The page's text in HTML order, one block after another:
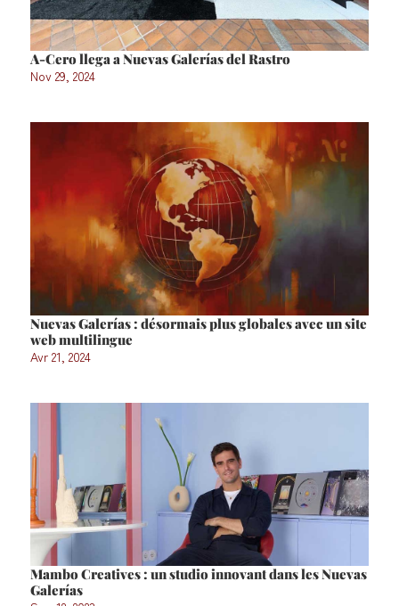
A-Cero llega a Nuevas Galerías del Rastro
Nov 29, 2024
Nuevas Galerías : désormais plus globales avec un site
web multilingue
Avr 21, 2024
Mambo Creatives : un studio innovant dans les Nuevas
Galerías